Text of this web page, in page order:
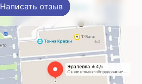
Написать отзыв